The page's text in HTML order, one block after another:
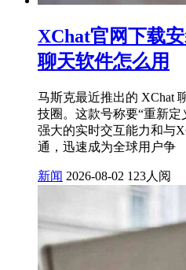
XChat官网下载
聊天软件怎么用
马斯克最近推出的 XChat
技圈。这款号称要“重新
强大的实时交互能力和与
通，迅速成为全球用户争
新闻 2026-08-02 123人阅